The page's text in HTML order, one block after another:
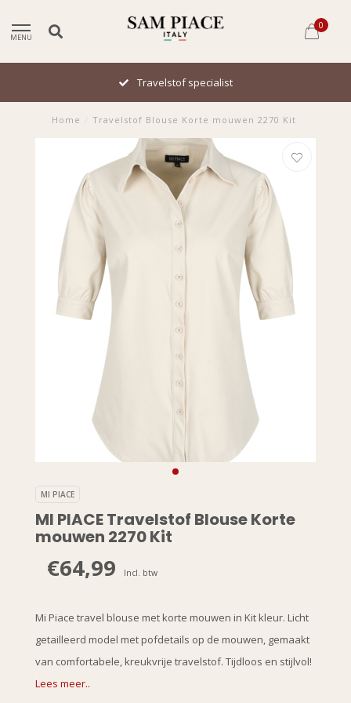
MENU
0
Travelstof specialist
Home Travelstof Blouse Korte mouwen 2270 Kit
MI PIACE
MI PIACE Travelstof Blouse Korte
mouwen 2270 Kit
€64,99 Incl. btw
Mi Piace travel blouse met korte mouwen in Kit kleur. Licht
getailleerd model met pofdetails op de mouwen, gemaakt
van comfortabele, kreukvrije travelstof. Tijdloos en stijlvol!
Lees meer..